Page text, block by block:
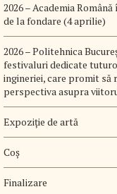
2026 – Academia
de la fondare (4 aprilie)
2026 – Politehnica
festivaluri dedicate
ingineriei, care promit să
perspectiva asupra
Expoziție de artă
Coș
Finalizare